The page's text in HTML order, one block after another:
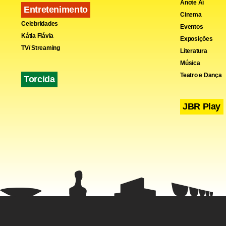
Entretanto,
realização
caso a
Entretenimento
Celebridades
Kátia Flávia
TV/ Streaming
Torcida
Anote Aí
Cinema
Eventos
Exposições
Literatura
Música
Teatro e Dança
JBR Play